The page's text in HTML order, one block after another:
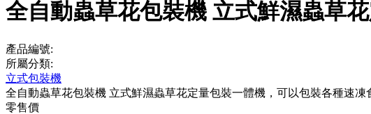
全自動蟲草花包裝機 立式鮮濕蟲草
產品編號:
所屬分類:
立式包裝機
全自動蟲草花包裝機 立式鮮濕蟲草花定量包裝一體機，可以包裝各種速
零售價